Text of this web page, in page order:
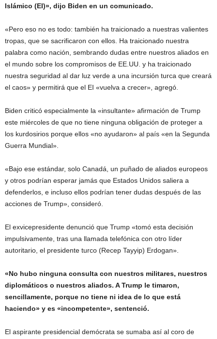
Islámico (EI)», dijo Biden en un comunicado.
«Pero eso no es todo: también ha traicionado a nuestras valientes
tropas, que se sacrificaron con ellos. Ha traicionado nuestra
palabra como nación, sembrando dudas entre nuestros aliados en
el mundo sobre los compromisos de EE.UU. y ha traicionado
nuestra seguridad al dar luz verde a una incursión turca que creará
el caos» y permitirá que el EI «vuelva a crecer», agregó.
Biden criticó especialmente la «insultante» afirmación de Trump
este miércoles de que no tiene ninguna obligación de proteger a
los kurdosirios porque ellos «no ayudaron» al país «en la Segunda
Guerra Mundial».
«Bajo ese estándar, solo Canadá, un puñado de aliados europeos
y otros podrían esperar jamás que Estados Unidos saliera a
defenderlos, e incluso ellos podrían tener dudas después de las
acciones de Trump», consideró.
El exvicepresidente denunció que Trump «tomó esta decisión
impulsivamente, tras una llamada telefónica con otro líder
autoritario, el presidente turco (Recep Tayyip) Erdogan».
«No hubo ninguna consulta con nuestros militares, nuestros
diplomáticos o nuestros aliados. A Trump le timaron,
sencillamente, porque no tiene ni idea de lo que está
haciendo» y es «incompetente», sentenció.
El aspirante presidencial demócrata se sumaba así al coro de